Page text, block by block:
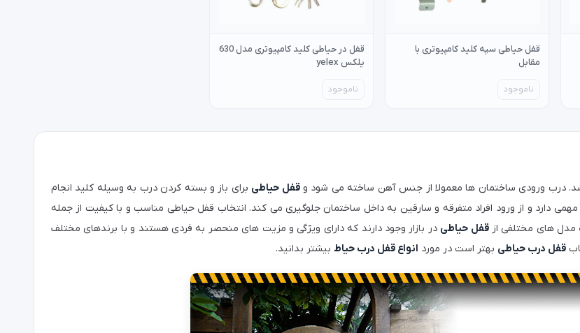
قفل حیاطی سپه کلید کامپیوتری با
مقابل
ناموجود
قفل در حیاطی کلید کامپیوتری مدل 630
یلکس yelex
ناموجود
درب ورودی ساختمان ها معمولا از جنس آهن ساخته می شود وقفل حیاطی برای باز و بسته کردن درب به وسیله کلید انجام
دارد و از ورود افراد متفرقه و سارقین به داخل ساختمان جلوگیری می کند. انتخاب قفل حیاطی مناسب و با کیفیت از جمله
مدل های مختلفی ازقفل حیاطی در بازار وجود دارند که دارای ویژگی و مزیت های منحصر به فردی هستند و با برندهای مختلف
قفل درب حیاطی بهتر است در مورد انواع قفل درب حیاط بیشتر بدانید.